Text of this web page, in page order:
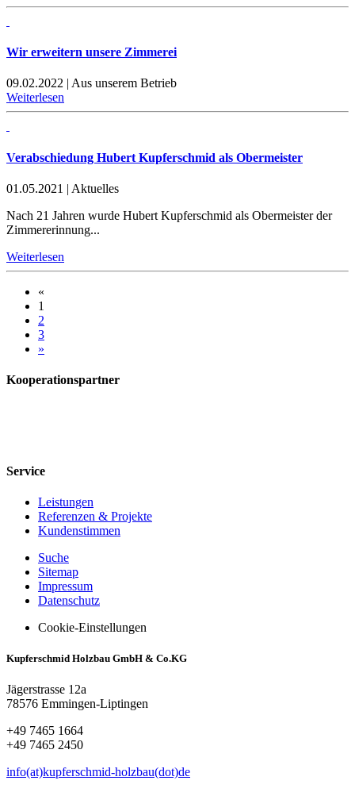
Wir erweitern unsere Zimmerei
09.02.2022 | Aus unserem Betrieb
Weiterlesen
Verabschiedung Hubert Kupferschmid als Obermeister
01.05.2021 | Aktuelles
Nach 21 Jahren wurde Hubert Kupferschmid als Obermeister der
Zimmererinnung...
Weiterlesen
«
1
2
3
»
Kooperationspartner
Service
Leistungen
Referenzen & Projekte
Kundenstimmen
Suche
Sitemap
Impressum
Datenschutz
Cookie-Einstellungen
Kupferschmid Holzbau GmbH & Co.KG
Jägerstrasse 12a
78576 Emmingen-Liptingen
+49 7465 1664
+49 7465 2450
info(at)kupferschmid-holzbau(dot)de